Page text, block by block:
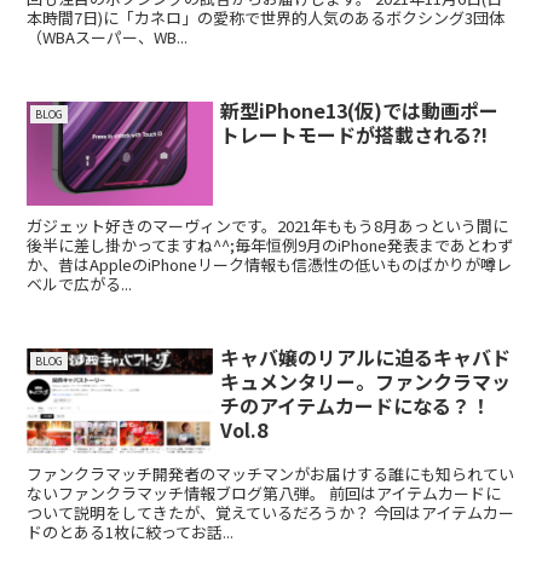
本時間7日)に「カネロ」の愛称で世界的人気のあるボクシング3団体
（WBAスーパー、WB...
BLOG
新型iPhone13(仮)では動画ポー
トレートモードが搭載される?!
ガジェット好きのマーヴィンです。2021年ももう8月あっという間に
後半に差し掛かってますね^^;毎年恒例9月のiPhone発表まであとわず
か、昔はAppleのiPhoneリーク情報も信憑性の低いものばかりが噂レ
ベルで広がる...
BLOG
キャバ嬢のリアルに迫るキャバド
キュメンタリー。ファンクラマッ
チのアイテムカードになる？！
Vol.8
ファンクラマッチ開発者のマッチマンがお届けする誰にも知られてい
ないファンクラマッチ情報ブログ第八弾。 前回はアイテムカードに
ついて説明をしてきたが、覚えているだろうか？ 今回はアイテムカー
ドのとある1枚に絞ってお話...